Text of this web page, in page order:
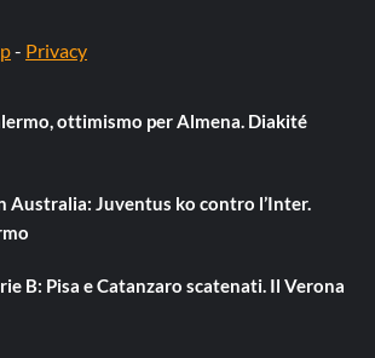
- Privacy
ottimismo per Almena. Diakité
Australia: Juventus ko contro l’Inter.
B: Pisa e Catanzaro scatenati. Il Verona